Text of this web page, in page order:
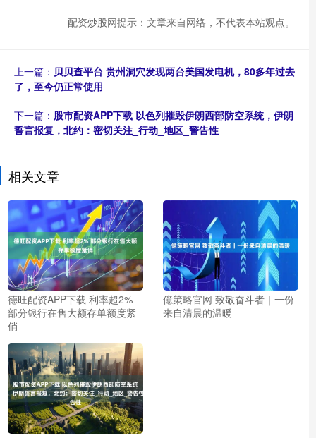
配资炒股网提示：文章来自网络，不代表本站观点。
上一篇： 贝贝查平台 贵州洞穴发现两台美国发电机，80多年过去
了，至今仍正常使用
下一篇： 股市配资APP下载 以色列摧毁伊朗西部防空系统，伊朗
誓言报复，北约：密切关注_行动_地区_警告性
相关文章
德旺配资APP下载 利率超2%
部分银行在售大额存单额度紧
俏
億策略官网 致敬奋斗者｜一份
来自清晨的温暖